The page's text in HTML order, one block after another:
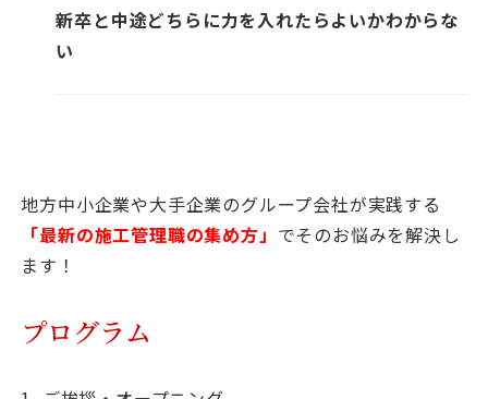
新卒と中途どちらに力を入れたらよいかわからな
い
地方中小企業や大手企業のグループ会社が実践する
「最新の施工管理職の集め方」 でそのお悩みを解決し
ます！
プログラム